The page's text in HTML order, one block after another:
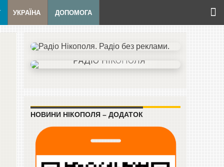
УКРАЇНА ДОПОМОГА
НОВИНИ НІКОПОЛЯ – ДОДАТОК